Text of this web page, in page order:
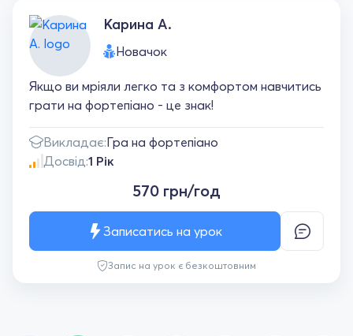
Карина А.
Новачок
Якщо ви мріяли легко та з комфортом навчитись
грати на фортепіано - це знак!
Викладає:Гра на фортепіано
Досвід:1 Рік
570 грн/год
Запис на урок є безкоштовним
Записатись на урок